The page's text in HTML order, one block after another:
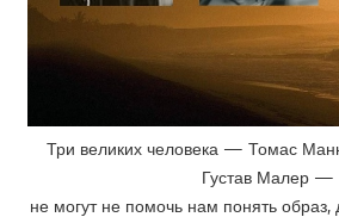
Три великих человека — Томас
Густав Малер —
не могут не помочь нам понять образ,